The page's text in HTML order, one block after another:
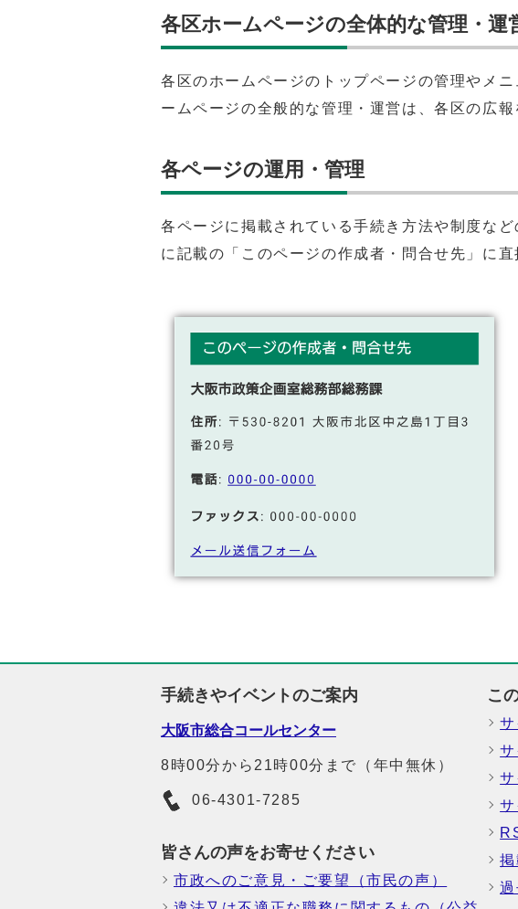
各区ホームページの全体的な管理・運
各区のホームページのトップページの管理やメ
ームページの全般的な管理・運営は、各区の広
各ページの運用・管理
各ページに掲載されている手続き方法や制度な
に記載の「このページの作成者・問合せ先」に直
手続きやイベントのご案内
大阪市総合コールセンター
8時00分から21時00分まで（年中無休）
06-4301-7285
皆さんの声をお寄せください
市政へのご意見・ご要望（市民の声）
こ
掲
過